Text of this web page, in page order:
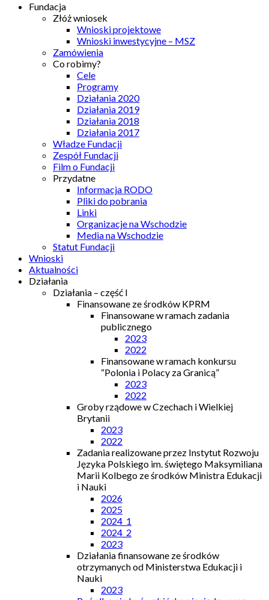
Fundacja
Złóż wniosek
Wnioski projektowe
Wnioski inwestycyjne – MSZ
Zamówienia
Co robimy?
Cele
Programy
Działania 2020
Działania 2019
Działania 2018
Działania 2017
Władze Fundacji
Zespół Fundacji
Film o Fundacji
Przydatne
Informacja RODO
Pliki do pobrania
Linki
Organizacje na Wschodzie
Media na Wschodzie
Statut Fundacji
Wnioski
Aktualności
Działania
Działania – część I
Finansowane ze środków KPRM
Finansowane w ramach zadania
publicznego
2023
2022
Finansowane w ramach konkursu
“Polonia i Polacy za Granicą”
2023
2022
Groby rządowe w Czechach i Wielkiej
Brytanii
2023
2022
Zadania realizowane przez Instytut Rozwoju
Języka Polskiego im. świętego Maksymiliana
Marii Kolbego ze środków Ministra Edukacji
i Nauki
2026
2025
2024_1
2024_2
2023
Działania finansowane ze środków
otrzymanych od Ministerstwa Edukacji i
Nauki
2023